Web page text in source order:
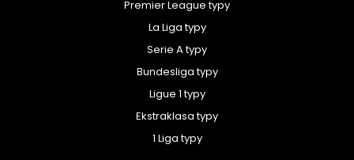
Premier League typy
La Liga typy
Serie A typy
Bundesliga typy
Ligue 1 typy
Ekstraklasa typy
1 Liga typy